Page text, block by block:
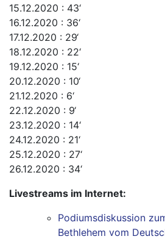
15.12.2020 : 43‘
16.12.2020 : 36‘
17.12.2020 : 29‘
18.12.2020 : 22‘
19.12.2020 : 15‘
20.12.2020 : 10‘
21.12.2020 : 6‘
22.12.2020 : 9‘
23.12.2020 : 14‘
24.12.2020 : 21‘
25.12.2020 : 27‘
26.12.2020 : 34‘
Livestreams im Internet:
Podiumsdiskussion
Bethlehem vom